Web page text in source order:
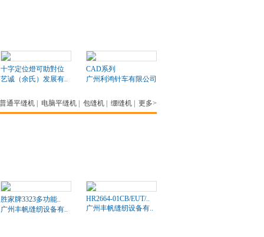
十字定位燈可助對位
艺诚（余氏）发展有..
CAD系列
广州利鸿针车有限公司
普通平缝机 电脑平缝机 包缝机 绷缝机 更多>
胜家牌3323多功能..
广州丰帆缝纫设备有..
HR2664-01CB/EUT/..
广州丰帆缝纫设备有..